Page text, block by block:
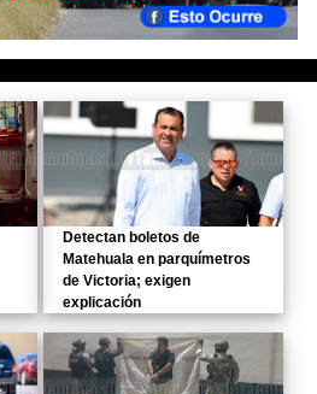
Detectan boletos de
Matehuala en parquímetros
de Victoria; exigen
explicación